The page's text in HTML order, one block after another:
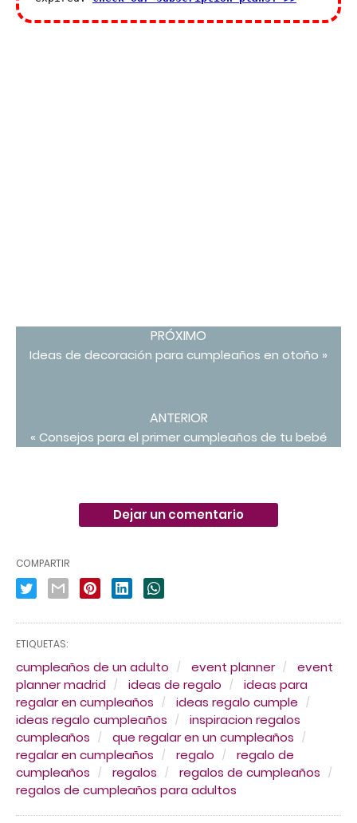
PRÓXIMO
Ideas de decoración para cumpleaños en otoño »
ANTERIOR
« Consejos para el primer cumpleaños de tu bebé
Dejar un comentario
COMPARTIR
ETIQUETAS:
cumpleaños de un adulto event planner
event
planner madrid
ideas de regalo
ideas para
regalar en cumpleaños
ideas regalo cumple
ideas regalo cumpleaños
inspiracion regalos
cumpleaños
que regalar en un cumpleaños
regalar en cumpleaños
regalo
regalo de
cumpleaños
regalos
regalos de cumpleaños
regalos de cumpleaños para adultos